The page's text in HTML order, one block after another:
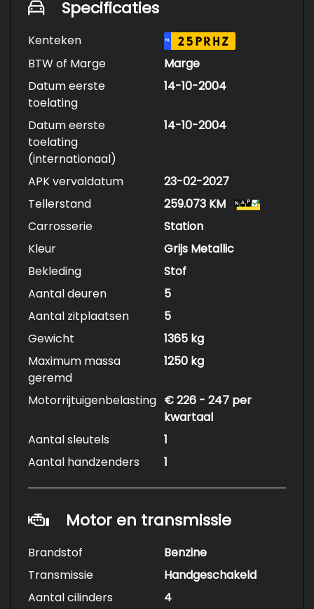
Specificaties
Kenteken NL 25PRHZ
BTW of Marge
Marge
Datum eerste
toelating
14-10-2004
Datum eerste
toelating
(internationaal)
14-10-2004
APK vervaldatum
23-02-2027
Tellerstand
259.073 KM
Carrosserie
Station
Kleur
Grijs Metallic
Bekleding
Stof
Aantal deuren
5
Aantal zitplaatsen
5
Gewicht
1365 kg
Maximum massa
geremd
1250 kg
Motorrijtuigenbelasting € 226 - 247 per
kwartaal
Aantal sleutels
1
Aantal handzenders
1
Motor en transmissie
Brandstof
Benzine
Transmissie
Handgeschakeld
Aantal cilinders
4